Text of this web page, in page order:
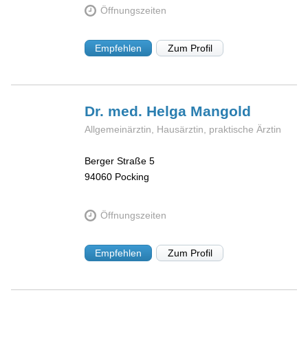
Öffnungszeiten
Empfehlen Zum Profil
Dr. med. Helga Mangold
Allgemeinärztin, Hausärztin, praktische Ärztin
Berger Straße 5
94060 Pocking
Öffnungszeiten
Empfehlen Zum Profil